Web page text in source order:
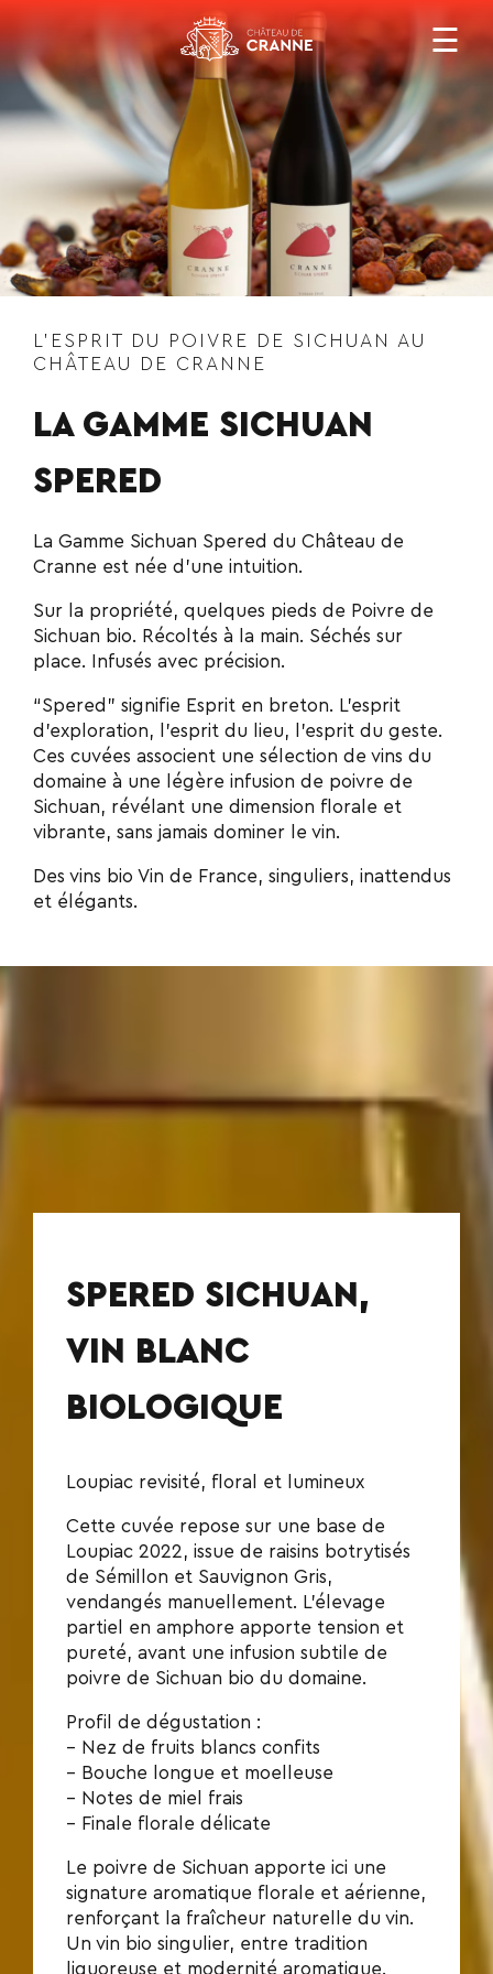
☰
×
GAMME STERENN
GAMME SICHUAN SPERED
ZESTE & SPICY
NOS ACTIVITÉS
CHEMIN
CONTACT
APPELER
L’ESPRIT DU POIVRE DE SICHUAN AU
CHÂTEAU DE CRANNE
LA GAMME SICHUAN
SPERED
La Gamme Sichuan Spered du Château de
Cranne est née d’une intuition.
Sur la propriété, quelques pieds de Poivre de
Sichuan bio. Récoltés à la main. Séchés sur
place. Infusés avec précision.
“Spered” signifie Esprit en breton. L’esprit
d’exploration, l’esprit du lieu, l’esprit du geste.
Ces cuvées associent une sélection de vins du
domaine à une légère infusion de poivre de
Sichuan, révélant une dimension florale et
vibrante, sans jamais dominer le vin.
Des vins bio Vin de France, singuliers, inattendus
et élégants.
SPERED SICHUAN,
VIN BLANC
BIOLOGIQUE
Loupiac revisité, floral et lumineux
Cette cuvée repose sur une base de
Loupiac 2022, issue de raisins botrytisés
de Sémillon et Sauvignon Gris,
vendangés manuellement. L’élevage
partiel en amphore apporte tension et
pureté, avant une infusion subtile de
poivre de Sichuan bio du domaine.
Profil de dégustation :
– Nez de fruits blancs confits
– Bouche longue et moelleuse
– Notes de miel frais
– Finale florale délicate
Le poivre de Sichuan apporte ici une
signature aromatique florale et aérienne,
renforçant la fraîcheur naturelle du vin.
Un vin bio singulier, entre tradition
liquoreuse et modernité aromatique.